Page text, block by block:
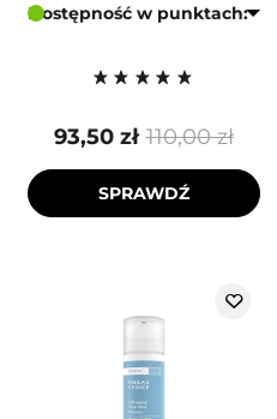
Dostępność w punktach:
110,00 zł
93,50 zł
SPRAWDŹ